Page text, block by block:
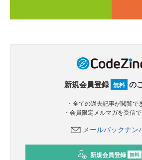
新規会員登録 無料 の
・全ての過去記事が閲覧で
・会員限定メルマガを受信
メールバックナン
新規会員登録 無料